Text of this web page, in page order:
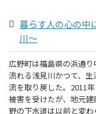
暮らす人の心の中
川～
広野町は福島県の浜通
流れる浅見川かつて、
流を取り戻した。2011
被害を受けたが、地元
野の下水道は以前と変わ